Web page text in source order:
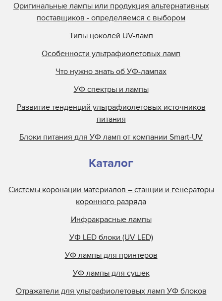
Оригинальные лампы или продукция альтернативных
поставщиков - определяемся с выбором
Типы цоколей UV-ламп
Особенности ультрафиолетовых ламп
Что нужно знать об УФ-лампах
УФ спектры и лампы
Развитие тенденций ультрафиолетовых источников
питания
Блоки питания для УФ ламп от компании Smart-UV
Каталог
Системы коронации материалов – станции и генераторы
коронного разряда
Инфракрасные лампы
УФ LED блоки (UV LED)
УФ лампы для принтеров
УФ лампы для сушек
Отражатели для ультрафиолетовых ламп УФ блоков